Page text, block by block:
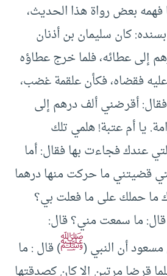
فهمه بعض رواة هذا الحديث،
بسنده: كان سليمان بن أذنان
إلى عطائه، فلما خرج عطاؤه
فقضاه، فكأن علقمة غضب،
أقرضني ألف درهم إلى
يا أم عتبة! هلمي تلك
عندك فجاءت بها فقال: أما
قضيتني ما حركت منها درهما
ما حملك على ما فعلت بي؟
ما سمعت مني؟ قال:
أن النبي (ﷺ) قال : ما